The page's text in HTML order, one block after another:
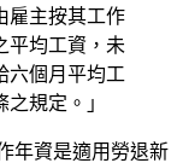
雇主按其工作
平均工資，未
六個月平均工
規定。」
年資是適用勞退新